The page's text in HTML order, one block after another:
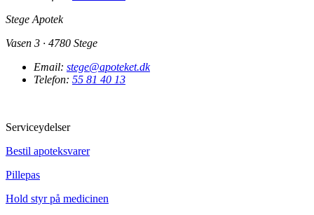
Stege Apotek
Vasen 3 · 4780 Stege
Email: stege@apoteket.dk
Telefon: 55 81 40 13
Serviceydelser
Bestil apoteksvarer
Pillepas
Hold styr på medicinen